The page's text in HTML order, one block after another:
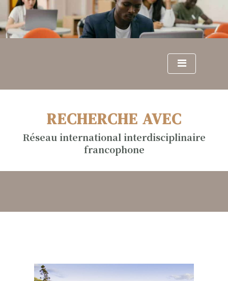
i
o
RECHERCHE AVEC
Réseau international interdisciplinaire
francophone